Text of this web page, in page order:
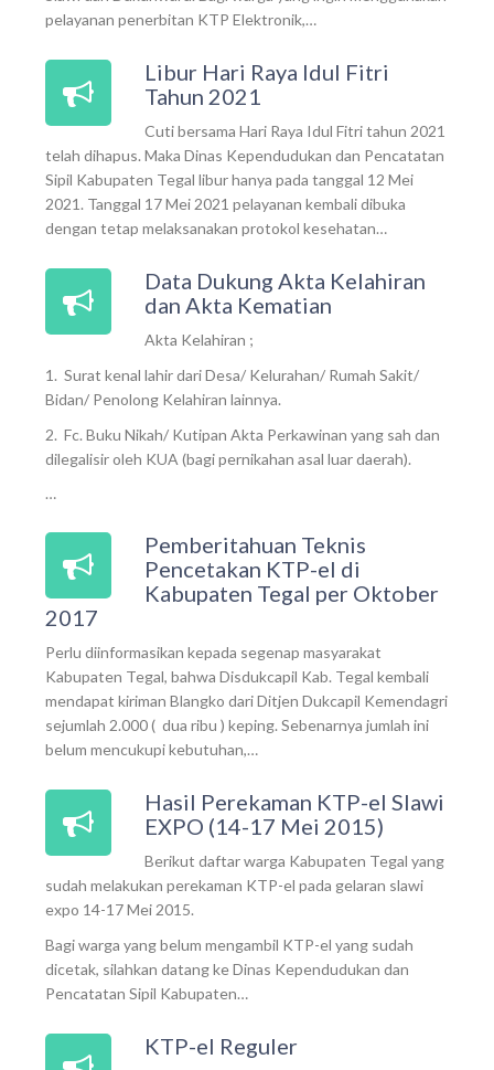
pelayanan penerbitan KTP Elektronik,…
Libur Hari Raya Idul Fitri
Tahun 2021
Cuti bersama Hari Raya Idul Fitri tahun 2021
telah dihapus. Maka Dinas Kependudukan dan Pencatatan
Sipil Kabupaten Tegal libur hanya pada tanggal 12 Mei
2021. Tanggal 17 Mei 2021 pelayanan kembali dibuka
dengan tetap melaksanakan protokol kesehatan…
Data Dukung Akta Kelahiran
dan Akta Kematian
Akta Kelahiran ;
1. Surat kenal lahir dari Desa/ Kelurahan/ Rumah Sakit/
Bidan/ Penolong Kelahiran lainnya.
2. Fc. Buku Nikah/ Kutipan Akta Perkawinan yang sah dan
dilegalisir oleh KUA (bagi pernikahan asal luar daerah).
…
Pemberitahuan Teknis
Pencetakan KTP-el di
Kabupaten Tegal per Oktober
2017
Perlu diinformasikan kepada segenap masyarakat
Kabupaten Tegal, bahwa Disdukcapil Kab. Tegal kembali
mendapat kiriman Blangko dari Ditjen Dukcapil Kemendagri
sejumlah 2.000 ( dua ribu ) keping. Sebenarnya jumlah ini
belum mencukupi kebutuhan,…
Hasil Perekaman KTP-el Slawi
EXPO (14-17 Mei 2015)
Berikut daftar warga Kabupaten Tegal yang
sudah melakukan perekaman KTP-el pada gelaran slawi
expo 14-17 Mei 2015.
Bagi warga yang belum mengambil KTP-el yang sudah
dicetak, silahkan datang ke Dinas Kependudukan dan
Pencatatan Sipil Kabupaten…
KTP-el Reguler